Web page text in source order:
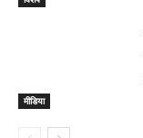
मीडिया